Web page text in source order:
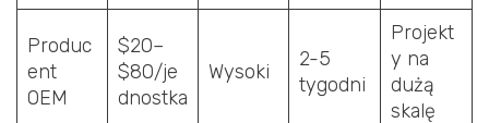
Produc
ent
OEM
$20–
$80/je
dnostka
Wysoki
2-5
tygodni
Projekt
y na
dużą
skalę